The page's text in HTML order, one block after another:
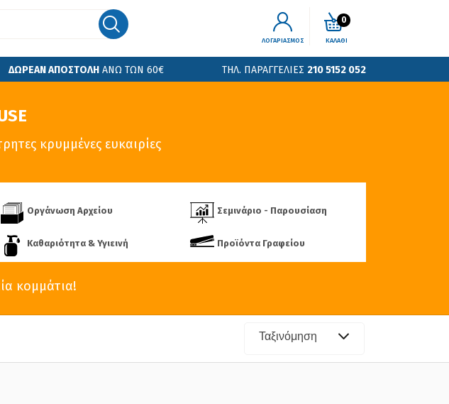
ΛΟΓΑΡΙΑΣΜΟΣ ΚΑΛΑΘΙ
0
ΔΩΡΕΑΝ ΑΠΟΣΤΟΛΗ ΑΝΩ ΤΩΝ 60€ ΤΗΛ. ΠΑΡΑΓΓΕΛΙΕΣ 210 5152 052
κρυμμένες ευκαιρίες
Οργάνωση Αρχείου Σεμινάριο - Παρουσίαση
Καθαριότητα & Υγιεινή Προϊόντα Γραφείου
κομμάτια!
Ταξινόμηση